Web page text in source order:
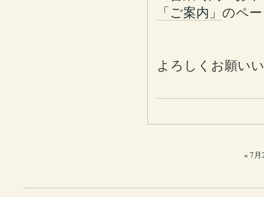
「ご案内」 のペ
よろしくお願い
« 7月